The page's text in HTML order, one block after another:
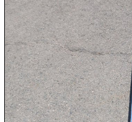
08.08:

08.08:

09.08:
Chips